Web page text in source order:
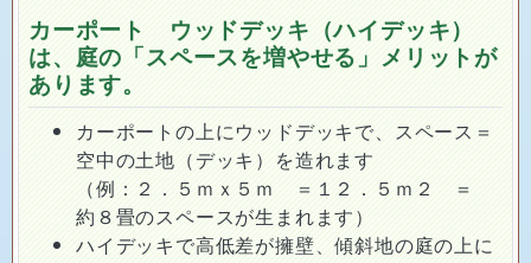
カーポート ウッドデッキ（ハイデッキ）
は、庭の「スペースを増やせる」メリットが
あります。
カーポートの上にウッドデッキで、スペース＝
空中の土地（デッキ）を造れます
（例：２．５ｍｘ５ｍ ＝１２．５ｍ２ ＝
約８畳のスペースが生まれます）
ハイデッキで高低差が擁壁、傾斜地の庭の上に